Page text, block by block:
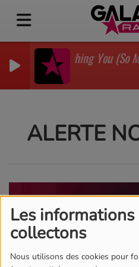
Les
collectons
Nous utilisons des cookies pour
I'm Watching You (So
GADJO
ALERTE